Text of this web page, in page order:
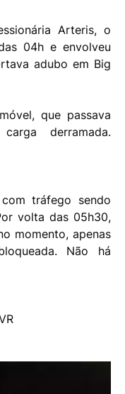
Arteris, o
04h e envolveu
adubo em Big
que passava
derramada.
tráfego sendo
volta das 05h30,
momento, apenas
Não há